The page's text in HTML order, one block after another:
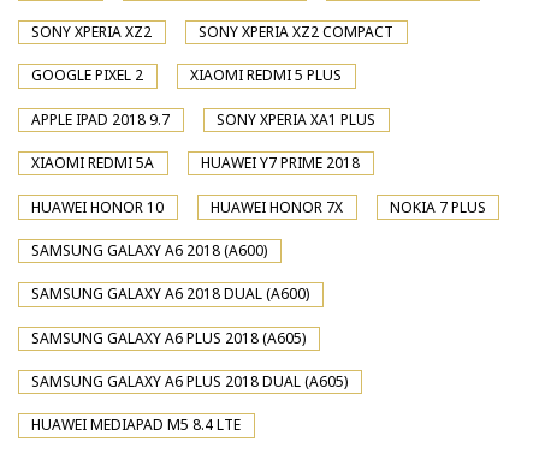
SONY XPERIA XZ2 SONY XPERIA XZ2 COMPACT
GOOGLE PIXEL 2 XIAOMI REDMI 5 PLUS
APPLE IPAD 2018 9.7 SONY XPERIA XA1 PLUS
XIAOMI REDMI 5A HUAWEI Y7 PRIME 2018
HUAWEI HONOR 10 HUAWEI HONOR 7X NOKIA 7 PLUS
SAMSUNG GALAXY A6 2018 (A600)
SAMSUNG GALAXY A6 2018 DUAL (A600)
SAMSUNG GALAXY A6 PLUS 2018 (A605)
SAMSUNG GALAXY A6 PLUS 2018 DUAL (A605)
HUAWEI MEDIAPAD M5 8.4 LTE